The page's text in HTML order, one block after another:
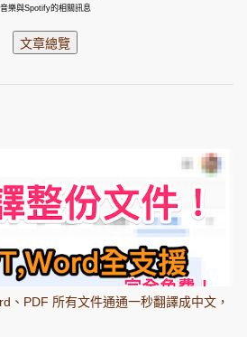
音樂與Spotify的相關訊息
、PDF 所有文件通通一秒翻譯成中文，